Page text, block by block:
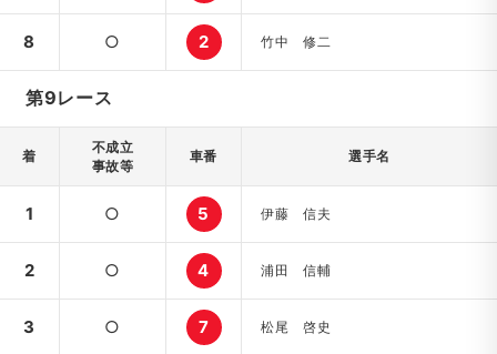
8 ○ 2 竹中 修二
第9レース
着
不成立
事故等
車番 選手名
1 ○ 5 伊藤 信夫
2 ○ 4 浦田 信輔
3 ○ 7 松尾 啓史